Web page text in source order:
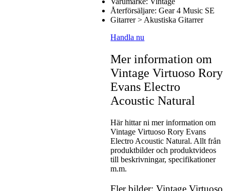
Återförsäljare: Gear 4 Music SE
Gitarrer > Akustiska Gitarrer
Handla nu
Mer information om
Vintage Virtuoso Rory
Evans Electro
Acoustic Natural
Här hittar ni mer information om
Vintage Virtuoso Rory Evans
Electro Acoustic Natural. Allt från
produktbilder och produktvideos
till beskrivningar, specifikationer
m.m.
Fler bilder: Vintage Virtuoso